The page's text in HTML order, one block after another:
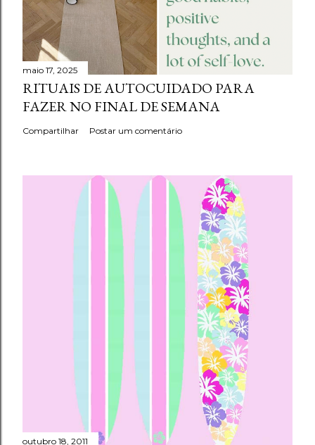
maio 17, 2025
RITUAIS DE AUTOCUIDADO PARA
FAZER NO FINAL DE SEMANA
Compartilhar Postar um comentário
outubro 18, 2011